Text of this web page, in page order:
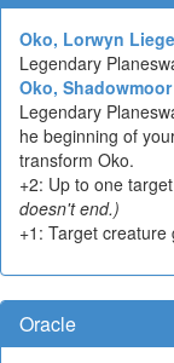
Oko, Lorwyn Liege
Legendary
Oko,
Legendary
he beginning of
transform Oko.
+2: Up to one
doesn't end.)
+1: Target
Oracle